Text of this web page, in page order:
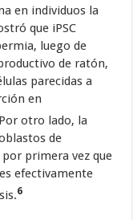
en individuos la
que iPSC
luego de
de ratón,
parecidas a
en
otro lado, la
de
primera vez que
efectivamente
6